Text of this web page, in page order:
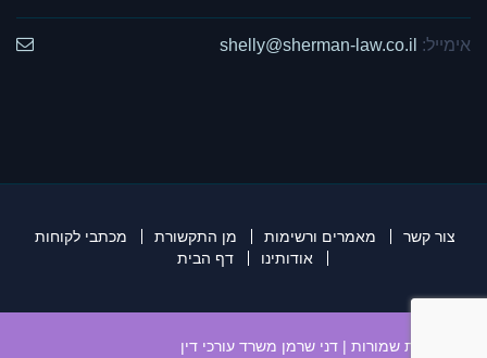
אימייל: shelly@sherman-law.co.il
צור קשר מאמרים ורשימות מן התקשורת
מכתבי לקוחות
אודותינו
דף הבית
כל הזכויות שמורות | דני שרמן משרד עורכי דין